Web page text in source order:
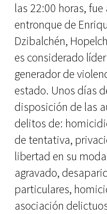
las 22:00 horas, fue
entronque de
Dzibalchén,
es considerado
generador de
estado. Unos días
disposición de las
delitos de:
de tentativa,
libertad en su
agravado,
particulares,
asociación